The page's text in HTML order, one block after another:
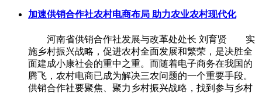
加速供销合作社农村电商布局 助力农业农村现代化
河南省供销合作社发展与改革处处长 刘育贤 实
施乡村振兴战略，促进农村全面发展和繁荣，是决胜全
面建成小康社会的重中之重。而随着电子商务在我国的
腾飞，农村电商已成为解决三农问题的一个重要手段。
供销合作社要聚焦、聚力乡村振兴战略，找到参与乡村